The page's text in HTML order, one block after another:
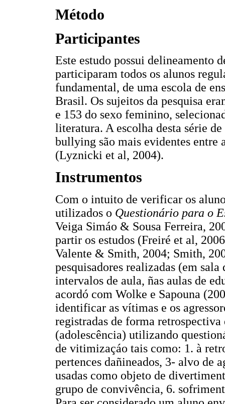
Método
Participantes
Este estudo possui delineamento
participaram todos os alunos
fundamental, de uma escola de
Brasil. Os sujeitos da pesquisa
e 153 do sexo feminino,
literatura. A escolha desta série
bullying são mais evidentes entre
(Lyznicki et al, 2004).
Instrumentos
Com o intuito de verificar os
utilizados o Questionário para o
Veiga Simáo & Sousa Ferreira,
partir os estudos (Freiré et al,
Valente & Smith, 2004; Smith,
pesquisadores realizadas (em
intervalos de aula, ñas aulas de
acordó com Wolke e Sapouna
identificar as vítimas e os
registradas de forma
(adolescência) utilizando
de vitimizaçáo tais como: 1. à
pertences dañineados, 3- alvo de
usadas como objeto de
grupo de convivência, 6.